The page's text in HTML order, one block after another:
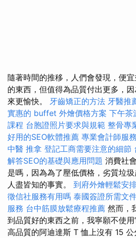
隨著時間的推移，人們會發現，便
的東西，但值得為品質付出更多，
來更愉快。 牙齒矯正的方法 牙醫推
實惠的 buffet 外燴價格方案 下午茶
課程 台胞證照片要求與規範 整骨專
好用的SEO軟體推薦 專業會計師服務
中醫 推拿 登記工商需要注意的細節
解答SEO的基礎與應用問題 消費社
是嗎，因為為了壓低價格，劣質垃
人盡皆知的事實。 到府外燴輕鬆安
徵信社服務有用嗎 泰國簽證所需文
服務 台中筋膜放鬆療程推薦 然而，
到品質好的東西之前，我寧願不使
高品質的阿迪達斯 T 恤上沒有 15